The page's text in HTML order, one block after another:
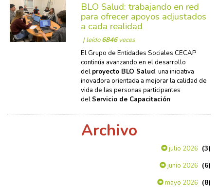
BLO Salud: trabajando en red
para ofrecer apoyos adjustados
a cada realidad
| leído6846veces
El Grupo de Entidades Sociales CECAP
continúa avanzando en el desarrollo
del proyecto BLO Salud, una iniciativa
inovadora orientada a mejorar la calidad de
vida de las personas participantes
delServicio de Capacitación
Archivo
julio 2026 (3)
junio 2026 (6)
mayo 2026 (8)